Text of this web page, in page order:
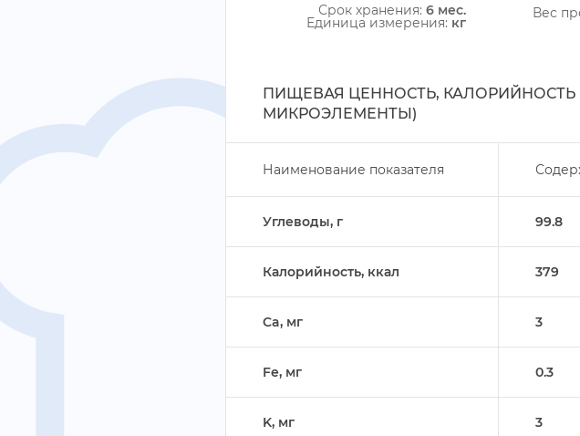
Срок хранения: 6 мес.
Единица измерения: к
ес
ПИЩЕВАЯ ЦЕННОСТЬ,
МИКРОЭЛЕМЕНТЫ)
Наименование показателя
Углеводы, 99.8
Калорийность, ккал 379
Ca, м 3
Fe, м 0.3
K, м 3